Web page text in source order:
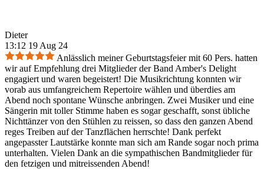
Dieter
13:12 19 Aug 24
Anlässlich meiner Geburtstagsfeier mit 60 Pers. hatten
wir auf Empfehlung drei Mitglieder der Band Amber's Delight
engagiert und waren begeistert! Die Musikrichtung konnten wir
vorab aus umfangreichem Repertoire wählen und überdies am
Abend noch spontane Wünsche anbringen. Zwei Musiker und eine
Sängerin mit toller Stimme haben es sogar geschafft, sonst übliche
Nichttänzer von den Stühlen zu reissen, so dass den ganzen Abend
reges Treiben auf der Tanzflächen herrschte! Dank perfekt
angepasster Lautstärke konnte man sich am Rande sogar noch prima
unterhalten. Vielen Dank an die sympathischen Bandmitglieder für
den fetzigen und mitreissenden Abend!